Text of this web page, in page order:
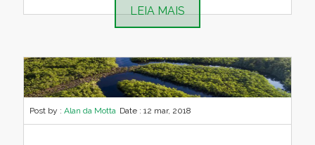
LEIA MAIS
Post by : Alan da Motta Date : 12 mar, 2018